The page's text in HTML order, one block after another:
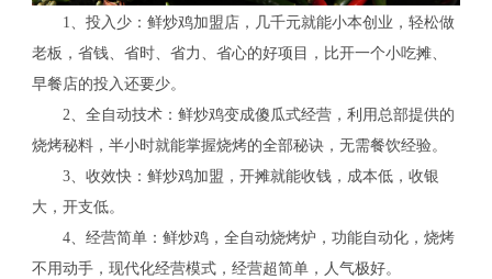
1、投入少：鲜炒鸡加盟店，几千元就能小本创业，轻松做
老板，省钱、省时、省力、省心的好项目，比开一个小吃摊、
早餐店的投入还要少。
2、全自动技术：鲜炒鸡变成傻瓜式经营，利用总部提供的
烧烤秘料，半小时就能掌握烧烤的全部秘诀，无需餐饮经验。
3、收效快：鲜炒鸡加盟，开摊就能收钱，成本低，收银
大，开支低。
4、经营简单：鲜炒鸡，全自动烧烤炉，功能自动化，烧烤
不用动手，现代化经营模式，经营超简单，人气极好。